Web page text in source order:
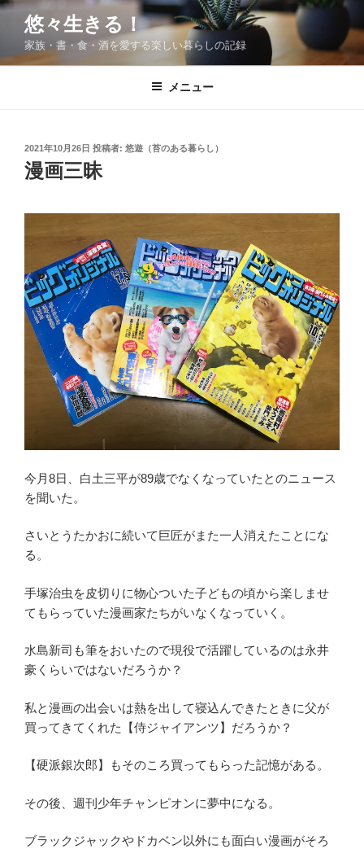
コ
ン
悠々生きる！
家族・書・食・酒を愛する楽しい暮らしの記録
メニュー
投
稿
日:
2021年10月26日 投稿者: 悠遊（苔のある暮らし）
漫画三昧
今月8日、白土三平が89歳でなくなっていたとのニュース
を聞いた。
さいとうたかおに続いて巨匠がまた一人消えたことにな
る。
手塚治虫を皮切りに物心ついた子どもの頃から楽しませ
てもらっていた漫画家たちがいなくなっていく。
水島新司も筆をおいたので現役で活躍しているのは永井
豪くらいではないだろうか？
私と漫画の出会いは熱を出して寝込んできたときに父が
買ってきてくれた【侍ジャイアンツ】だろうか？
【硬派銀次郎】もそのころ買ってもらった記憶がある。
その後、週刊少年チャンピオンに夢中になる。
ブラックジャックやドカベン以外にも面白い漫画がそろ